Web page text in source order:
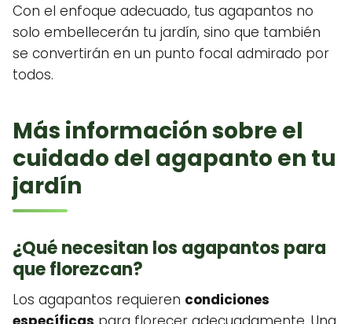
Con el enfoque adecuado, tus agapantos no
solo embellecerán tu jardín, sino que también
se convertirán en un punto focal admirado por
todos.
Más información sobre el
cuidado del agapanto en tu
jardín
¿Qué necesitan los agapantos para
que florezcan?
Los agapantos requieren condiciones